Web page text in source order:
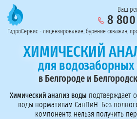
Предоставим полный пакет документов
Пригласить в тендер
Колл-
Ваш
8 800
ХИМИЧЕСКИЙ
для водозаборных
в Белгороде и
Химический анализ воды подтверждает
воды нормативам СанПиН. Без
компонента нельзя получить